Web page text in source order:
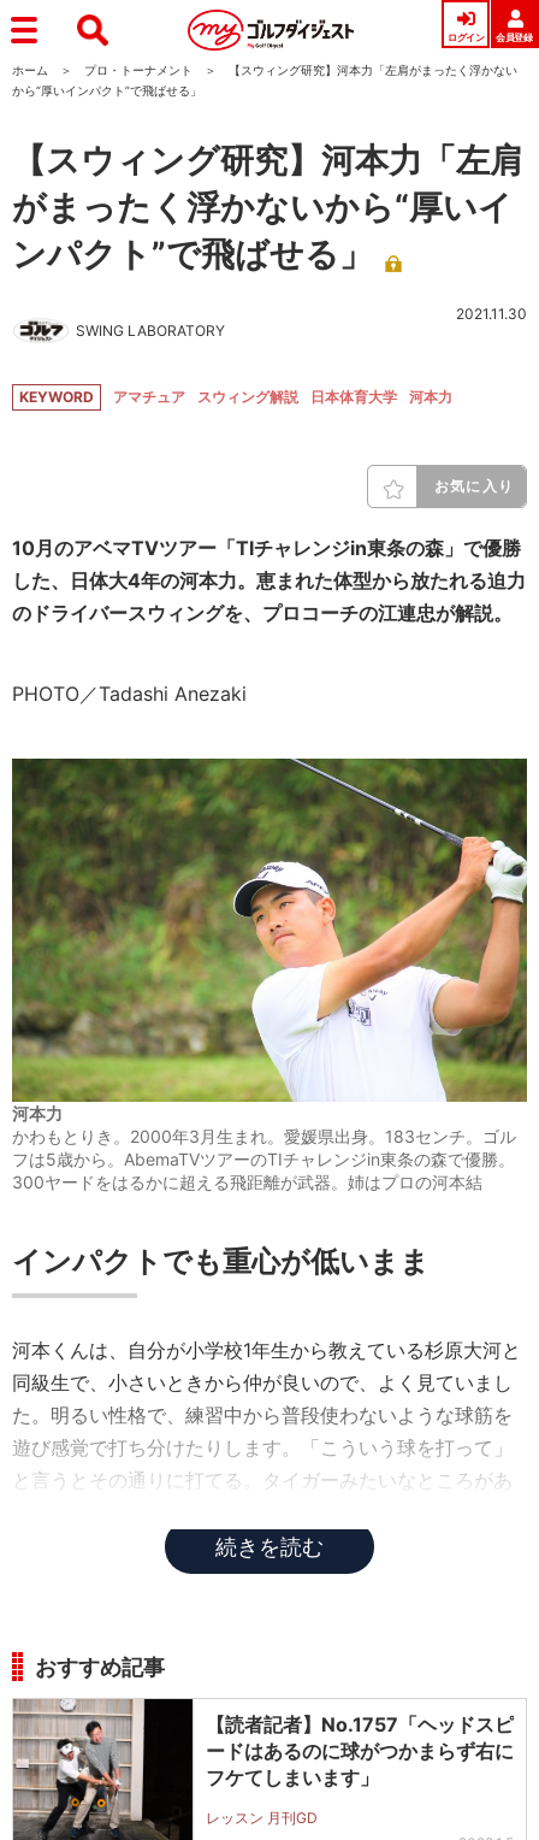
ログイン 会員登録
ホーム プロ・トーナメント
【スウィング研究】河本力「左肩がまったく浮かない
から“厚いインパクト”で飛ばせる」
【スウィング研究】河本力「左肩
がまったく浮かないから“厚いイ
ンパクト”で飛ばせる」
SWING LABORATORY
2021.11.30
KEYWORD アマチュア スウィング解説 日本体育大学 河本力
お気に入り
10月のアベマTVツアー「TIチャレンジin東条の森」で優勝
した、日体大4年の河本力。恵まれた体型から放たれる迫力
のドライバースウィングを、プロコーチの江連忠が解説。
PHOTO／Tadashi Anezaki
河本力
かわもとりき。2000年3月生まれ。愛媛県出身。183センチ。ゴル
フは5歳から。AbemaTVツアーのTIチャレンジin東条の森で優勝。
300ヤードをはるかに超える飛距離が武器。姉はプロの河本結
インパクトでも重心が低いまま
河本くんは、自分が小学校1年生から教えている杉原大河と
同級生で、小さいときから仲が良いので、よく見ていまし
た。明るい性格で、練習中から普段使わないような球筋を
遊び感覚で打ち分けたりします。「こういう球を打って」
と言うとその通りに打てる。タイガーみたいなところがあ
続きを読む
おすすめ記事
【読者記者】No.1757「ヘッドスピ
ードはあるのに球がつかまらず右に
フケてしまいます」
レッスン 月刊GD